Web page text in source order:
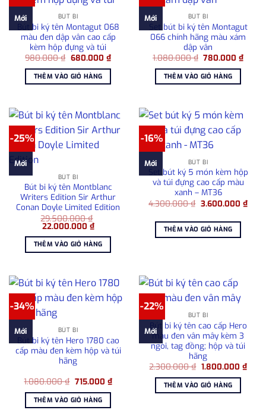
Mới BÚT BI
Bút bi ký tên Montagut 068
màu đen dập vân cao cấp
kèm hộp đựng và túi
980.000₫ Giá
là:
980.000 ₫.
680.000 ₫Giá
hiện
680.000 ₫.
THÊM VÀO GIỎ HÀNG
Mới BÚT BI
Set bút bi ký tên Montagut
066 chính hãng màu xám
dập vân
1.080.000₫ Giá
là:
1.080.000 ₫.
780.000₫Giá
hiện
THÊM VÀO GIỎ HÀNG
-25%
Mới
BÚT BI
Bút bi ký tên Montblanc
Writers Edition Sir Arthur
Conan Doyle Limited Edition
29.500.000₫
Giá
là:
29.500.000 ₫.
22.000.000 ₫Giá
hiện
tại
là:
22.000.000 ₫.
THÊM VÀO GIỎ HÀNG
-16%
Mới BÚT BI
Set bút ký 5 món kèm hộp
và túi đựng cao cấp màu
xanh – MT36
4.300.000₫ Giá
4.300.000 ₫.
3.600.000 ₫Giá
hiện
THÊM VÀO GIỎ HÀNG
-34%
Mới BÚT BI
Bút bi ký tên Hero 1780 cao
cấp màu đen kèm hộp và túi
hãng
1.080.000₫ Giá
là:
1.080.000 ₫.
715.000 ₫Giá
hiện
THÊM VÀO GIỎ HÀNG
-22%
Mới
BÚT BI
Bút bi ký tên cao cấp Hero
màu đen vân mây kèm 3
ngòi, tag đồng; hộp và túi
hãng
2.300.000₫ Giá
là:
2.300.000 ₫.
1.800.000 ₫Giá
hiện
THÊM VÀO GIỎ HÀNG